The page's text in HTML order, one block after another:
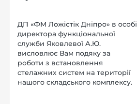
ДП «ФМ Ложістік Дніпро» в особі
директора функціональної
служби Яковлевої А.Ю.
висловлює Вам подяку за
роботи з встановлення
стелажних систем на території
нашого складського комплексу.